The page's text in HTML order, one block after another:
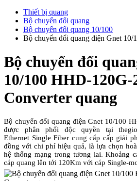
Thiết bị quang
Bộ chuyển đổi quang
Bộ chuyển đổi quang 10/100
Bộ chuyển đổi quang điện Gnet
Bộ chuyển đổi
10/100 HHD-120G-
Converter quang
Bộ chuyển đổi quang điện Gnet 10/100
được phân phối độc quyền tại
Ethernet Single Fiber cung cấp cấp giải
đồng với chi phí hiệu quả, là lựa chọn
hệ thống mạng trong tương lai. Khoảng
cáp quang lên tới 120Km với cáp Single-